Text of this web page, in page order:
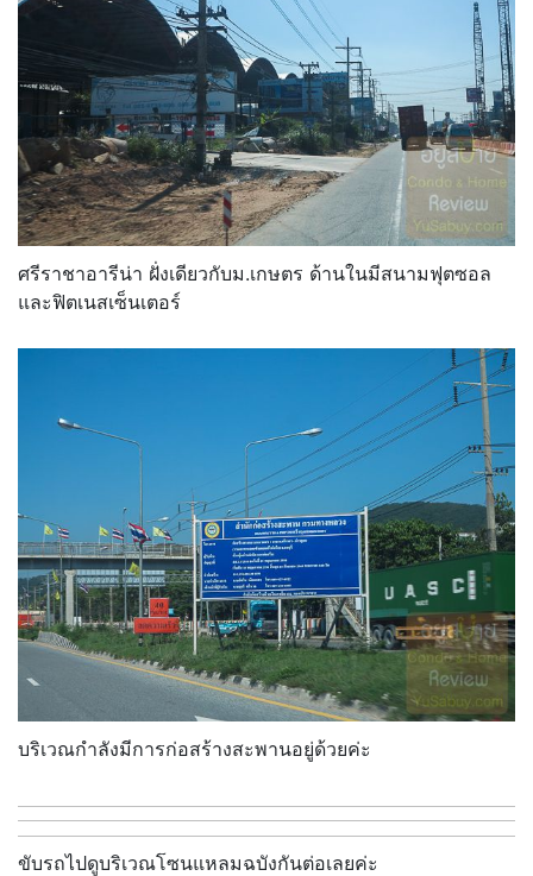
ศรีราชาอารีน่า ฝั่งเดียวกับม.เกษตร ด้านในมีสนามฟุตซอล
และฟิตเนสเซ็นเตอร์
บริเวณกำลังมีการก่อสร้างสะพานอยู่ด้วยค่ะ
ขับรถไปดูบริเวณโซนแหลมฉบังกันต่อเลยค่ะ